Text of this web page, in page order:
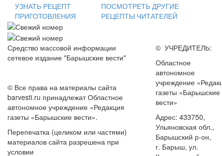
УЗНАТЬ РЕЦЕПТ
ПРИГОТОВЛЕНИЯ
ПОСМОТРЕТЬ ДРУГИЕ
РЕЦЕПТЫ ЧИТАТЕЛЕЙ
Средство массовой информации
сетевое издание "Барышские вести"
© Все права на материалы сайта
barvesti.ru принадлежат Областное
автономное учреждение «Редакция
газеты «Барышские вести».
Перепечатка (целиком или частями)
материалов сайта разрешена при
условии
© УЧРЕДИТЕЛЬ:
Областное
автономное
учреждение
газеты «Барышские
вести»
Адрес: 433750,
Ульяновская обл.,
Барышский р-он,
г. Барыш, ул.